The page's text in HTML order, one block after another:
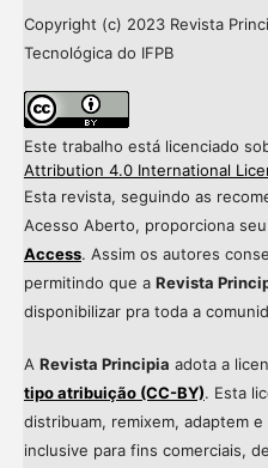
Copyright (c) 2023 Revista
Tecnológica do IFPB
Este trabalho está licenciado
Attribution 4.0 International
Esta revista, seguindo as
Acesso Aberto, proporciona
Access. Assim os autores
permitindo que a Revista
disponibilizar pra toda a
A Revista Principia adota a
tipo atribuição (CC-BY). Esta
distribuam, remixem, adaptem
inclusive para fins comerciais,